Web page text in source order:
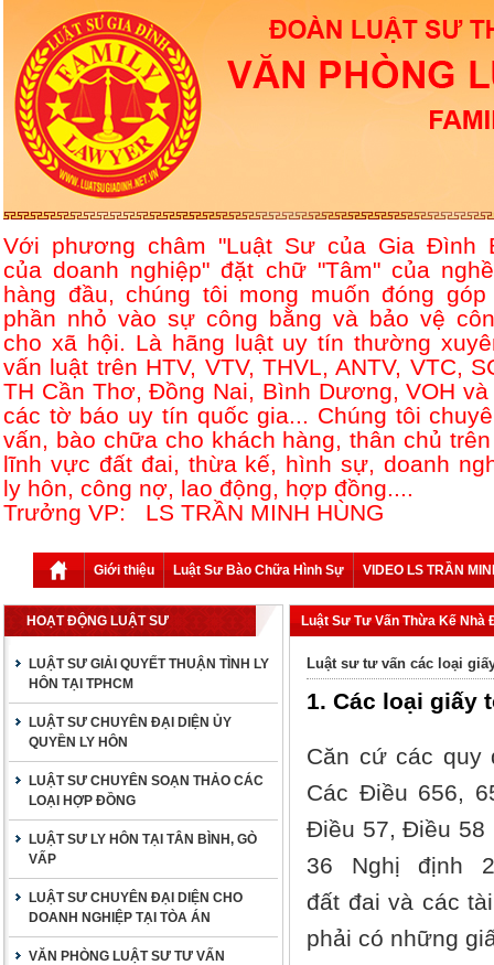
Với phương châm "Luật Sư của Gia Đình
của doanh nghiệp" đặt chữ "Tâm" của
hàng đầu, chúng tôi mong muốn đóng góp
phần nhỏ vào sự công bằng và bảo vệ
cho xã hội. Là hãng luật uy tín thường
vấn luật trên HTV, VTV, THVL, ANTV, VTC,
TH Cần Thơ, Đồng Nai, Bình Dương, VOH và
các tờ báo uy tín quốc gia... Chúng tôi
vấn, bào chữa cho khách hàng, thân chủ
lĩnh vực đất đai, thừa kế, hình sự, doanh
ly hôn, công nợ, lao động, hợp đồng....
Trưởng VP: LS TRẦN MINH HÙNG
Giới thiệu Luật Sư Bào Chữa Hình Sự VIDEO LS TRẦN
HOẠT ĐỘNG LUẬT SƯ
LUẬT SƯ GIẢI QUYẾT THUẬN TÌNH LY
HÔN TẠI TPHCM
LUẬT SƯ CHUYÊN ĐẠI DIỆN ỦY
QUYỀN LY HÔN
LUẬT SƯ CHUYÊN SOẠN THẢO CÁC
LOẠI HỢP ĐỒNG
LUẬT SƯ LY HÔN TẠI TÂN BÌNH, GÒ
VẤP
LUẬT SƯ CHUYÊN ĐẠI DIỆN CHO
DOANH NGHIỆP TẠI TÒA ÁN
VĂN PHÒNG LUẬT SƯ TƯ VẤN
Luật Sư Tư Vấn Thừa Kế Nhà
Luật sư tư vấn các loại
1. Các loại giấy
Căn cứ các quy
Các Điều 656,
Điều 57, Điều 58
36 Nghị định
đất đai và các
phải có những